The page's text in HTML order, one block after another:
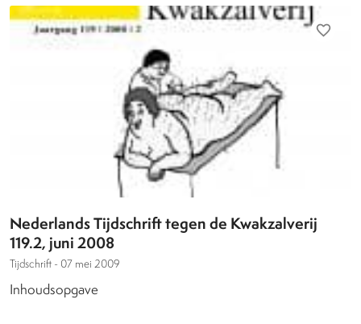
favorite_border
Nederlands Tijdschrift tegen de Kwakzalverij
119.2, juni 2008
Tijdschrift - 07 mei 2009
Inhoudsopgave